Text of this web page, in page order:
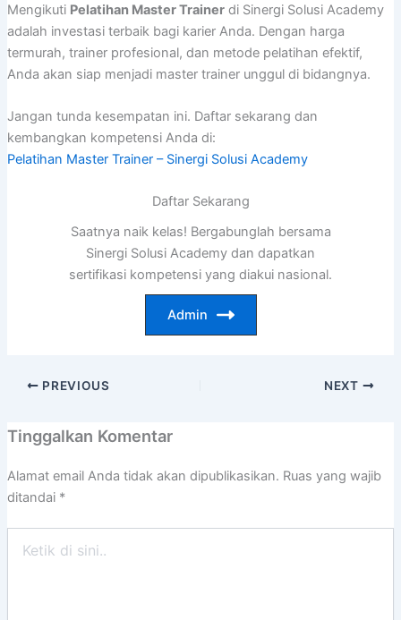
Mengikuti Pelatihan Master Trainerdi Sinergi Solusi Academy
adalah investasi terbaik bagi karier Anda. Dengan harga
termurah, trainer profesional, dan metode pelatihan efektif,
Anda akan siap menjadi master trainer unggul di bidangnya.
Jangan tunda kesempatan ini. Daftar sekarang dan
kembangkan kompetensi Anda di:
Pelatihan Master Trainer – Sinergi Solusi Academy
Daftar Sekarang
Saatnya naik kelas! Bergabunglah bersama
Sinergi Solusi Academy dan dapatkan
sertifikasi kompetensi yang diakui nasional.
Admin
PREVIOUS NEXT
Tinggalkan Komentar
Alamat email Anda tidak akan dipublikasikan. Ruas yang wajib
ditandai *